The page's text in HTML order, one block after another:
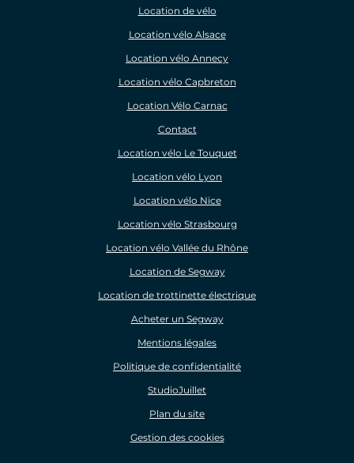
Location de vélo
Location vélo Alsace
Location vélo Annecy
Location vélo Capbreton
Location Vélo Carnac
Contact
Location vélo Le Touquet
Location vélo Lyon
Location vélo Nice
Location vélo Strasbourg
Location vélo Vallée du Rhône
Location de Segway
Location de trottinette électrique
Acheter un Segway
Mentions légales
Politique de confidentialité
StudioJuillet
Plan du site
Gestion des cookies